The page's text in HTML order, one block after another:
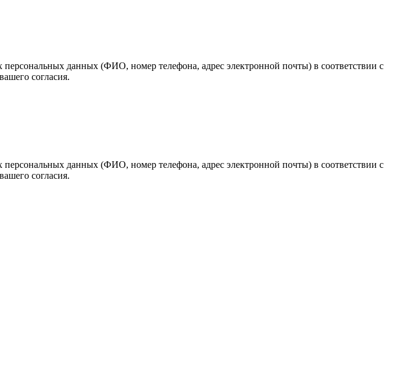
данных (ФИО, номер телефона, адрес электронной почты) в соответствии с
согласия.
данных (ФИО, номер телефона, адрес электронной почты) в соответствии с
согласия.